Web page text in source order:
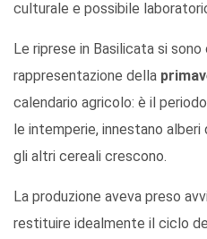
culturale e possibile
Le riprese in Basilicata si
rappresentazione della
calendario agricolo: è il
le intemperie, innestano
gli altri cereali crescono.
La produzione aveva preso
restituire idealmente il ciclo